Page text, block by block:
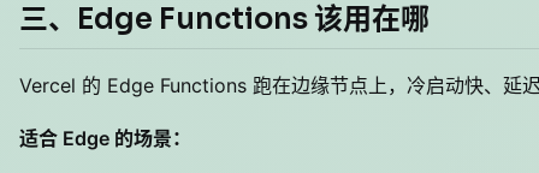
三、Edge Functions 该用在哪
Vercel 的 Edge Functions 跑在边缘节点上，冷启动快、延
适合 Edge 的场景：